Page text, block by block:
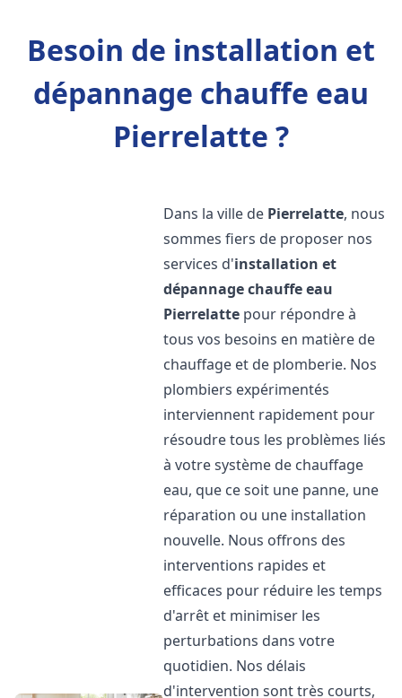
Besoin de installation et
dépannage chauffe eau
Pierrelatte ?
Dans la ville de Pierrelatte, nous
sommes fiers de proposer nos
services d'installation et
dépannage chauffe eau
Pierrelatte pour répondre à
tous vos besoins en matière de
chauffage et de plomberie. Nos
plombiers expérimentés
interviennent rapidement pour
résoudre tous les problèmes liés
à votre système de chauffage
eau, que ce soit une panne, une
réparation ou une installation
nouvelle. Nous offrons des
interventions rapides et
efficaces pour réduire les temps
d'arrêt et minimiser les
perturbations dans votre
quotidien. Nos délais
d'intervention sont très courts,